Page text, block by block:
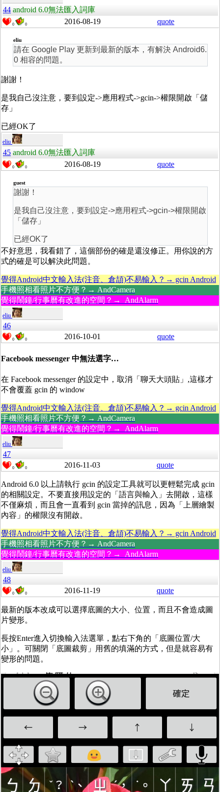
44 android 6.0無法匯入詞庫
0 0 2016-08-19 quote
eliu
請在 Google Play 更新到最新的版本，有解決 Android6.
0 相容的問題。
謝謝！
是我自己沒注意，要到設定->應用程式->gcin->權限開啟「儲
存」
已經OK了
eliu
45 android 6.0無法匯入詞庫
0 0 2016-08-19 quote
guest
謝謝！
是我自己沒注意，要到設定->應用程式->gcin->權限開啟
「儲存」
已經OK了
不好意思，我看錯了，這個部份的確是還沒修正。用你說的方
式的確是可以解決此問題。
覺得Android中文輸入法(注音、倉頡)不易輸入？→ gcin Android
手機照相看照片不方便？→ AndCamera
覺得鬧鐘/行事曆有改進的空間？→ AndAlarm
eliu
46
0 0 2016-10-01 quote
Facebook messenger 中無法選字…
在 Facebook messenger 的設定中，取消「聊天大頭貼」,這樣才
不會覆蓋 gcin 的 window
覺得Android中文輸入法(注音、倉頡)不易輸入？→ gcin Android
手機照相看照片不方便？→ AndCamera
覺得鬧鐘/行事曆有改進的空間？→ AndAlarm
eliu
47
0 0 2016-11-03 quote
Android 6.0 以上請執行 gcin 的設定工具就可以更輕鬆完成 gcin
的相關設定。不要直接用設定的「語言與輸入」去開啟，這樣
不僅麻煩，而且會一直看到 gcin 當掉的訊息，因為「上層繪製
內容」的權限沒有開啟。
覺得Android中文輸入法(注音、倉頡)不易輸入？→ gcin Android
手機照相看照片不方便？→ AndCamera
覺得鬧鐘/行事曆有改進的空間？→ AndAlarm
eliu
48
0 0 2016-11-19 quote
最新的版本改成可以選擇底圖的大小、位置，而且不會造成圖
片變形。
長按Enter進入切換輸入法選單，點右下角的「底圖位置/大
小」。可關閉「底圖裁剪」用舊的填滿的方式，但是就容易有
變形的問題。